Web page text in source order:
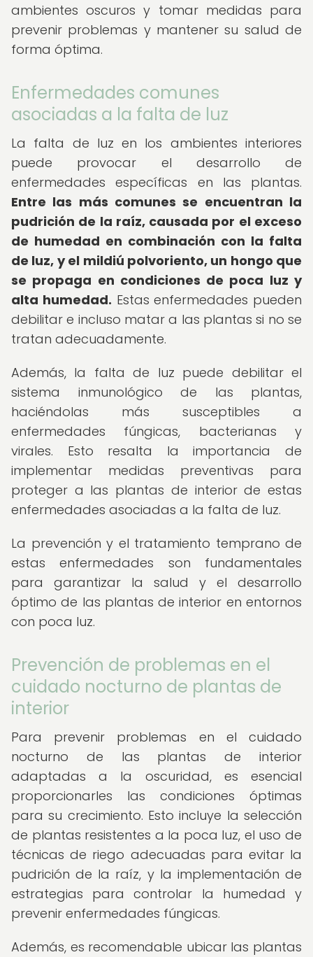
ambientes oscuros y tomar medidas para
prevenir problemas y mantener su salud de
forma óptima.
Enfermedades comunes
asociadas a la falta de luz
La falta de luz en los ambientes interiores
puede provocar el desarrollo de
enfermedades específicas en las plantas.
Entre las más comunes se encuentran la
pudrición de la raíz, causada por el exceso
de humedad en combinación con la falta
de luz, y el mildiú polvoriento, un hongo que
se propaga en condiciones de poca luz y
alta humedad. Estas enfermedades pueden
debilitar e incluso matar a las plantas si no se
tratan adecuadamente.
Además, la falta de luz puede debilitar el
sistema inmunológico de las plantas,
haciéndolas más susceptibles a
enfermedades fúngicas, bacterianas y
virales. Esto resalta la importancia de
implementar medidas preventivas para
proteger a las plantas de interior de estas
enfermedades asociadas a la falta de luz.
La prevención y el tratamiento temprano de
estas enfermedades son fundamentales
para garantizar la salud y el desarrollo
óptimo de las plantas de interior en entornos
con poca luz.
Prevención de problemas en el
cuidado nocturno de plantas de
interior
Para prevenir problemas en el cuidado
nocturno de las plantas de interior
adaptadas a la oscuridad, es esencial
proporcionarles las condiciones óptimas
para su crecimiento. Esto incluye la selección
de plantas resistentes a la poca luz, el uso de
técnicas de riego adecuadas para evitar la
pudrición de la raíz, y la implementación de
estrategias para controlar la humedad y
prevenir enfermedades fúngicas.
Además, es recomendable ubicar las plantas